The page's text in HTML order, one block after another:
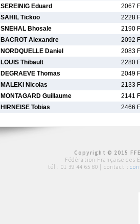
SEREINIG Eduard
2067 F
SAHIL Tickoo
2228 F
SNEHAL Bhosale
2190 F
BACROT Alexandre
2092 F
NORDQUELLE Daniel
2083 F
LOUIS Thibault
2280 F
DEGRAEVE Thomas
2049 F
MALEKI Nicolas
2133 F
MONTAGARD Guillaume
2141 F
HIRNEISE Tobias 2466 F
Copyright © 2015
Fédération Française des
tél : 01 39 44 65 80 | contact :